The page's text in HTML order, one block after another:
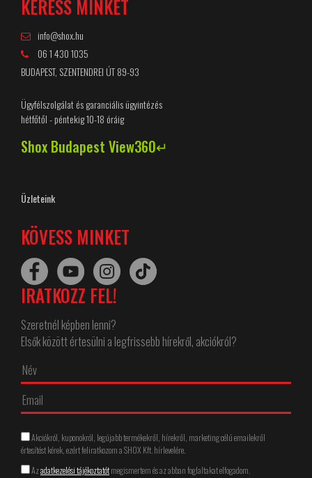
KERESS MINKET
info@shox.hu
06 1 430 1035
BUDAPEST, SZENTENDREI ÚT 89-93
Ügyfélszolgálat és garanciális ügyintézés
hétfőtől - péntekig 10-18 óráig
Shox Budapest View360↵
Üzleteink
KÖVESS MINKET
IRATKOZZ FEL!
Szeretnél képben lenni?
Elsők között értesülni a legfrissebb hírekről, akciókról?
Akciókról, kuponokról, legújabb termékekről, hírekről, marketing célú emailekről
értesítést kérek, ezért feliratkozom a SHOX Kft. hírlevelére.
Azadatkezelési tájékoztatótmegismertem és az abban foglaltakat elfogadom.